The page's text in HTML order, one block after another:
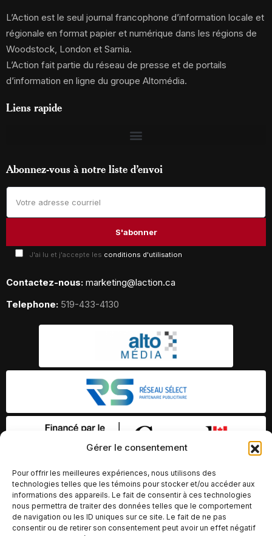
Gérer le consentement
Pour offrir les meilleures expériences, nous utilisons des
technologies telles que les témoins pour stocker et/ou accéder aux
informations des appareils. Le fait de consentir à ces technologies
nous permettra de traiter des données telles que le comportement
de navigation ou les ID uniques sur ce site. Le fait de ne pas
consentir ou de retirer son consentement peut avoir un effet négatif
L’Action est le seul journal francophone d’information locale et
régionale en format papier et numérique dans les régions de
Woodstock, London et Sarnia.
L’Action fait partie du réseau de presse et de portails
d’information en ligne du groupe Altomédia.
Liens rapide
Abonnez-vous à notre liste d’envoi
J'ai lu et j'accepte les conditions d'utilisation
Contactez-nous: marketing@laction.ca
Telephone: 519-433-4130